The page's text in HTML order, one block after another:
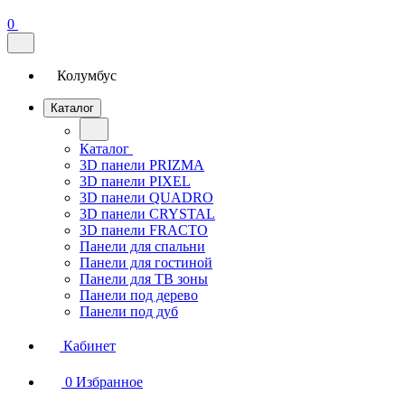
0
Колумбус
Каталог
Каталог
3D панели PRIZMA
3D панели PIXEL
3D панели QUADRO
3D панели CRYSTAL
3D панели FRACTO
Панели для спальни
Панели для гостиной
Панели для ТВ зоны
Панели под дерево
Панели под дуб
Кабинет
0 Избранное